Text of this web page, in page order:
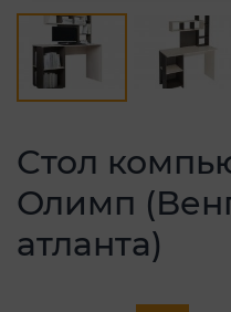
Стол
Олимп
атланта)